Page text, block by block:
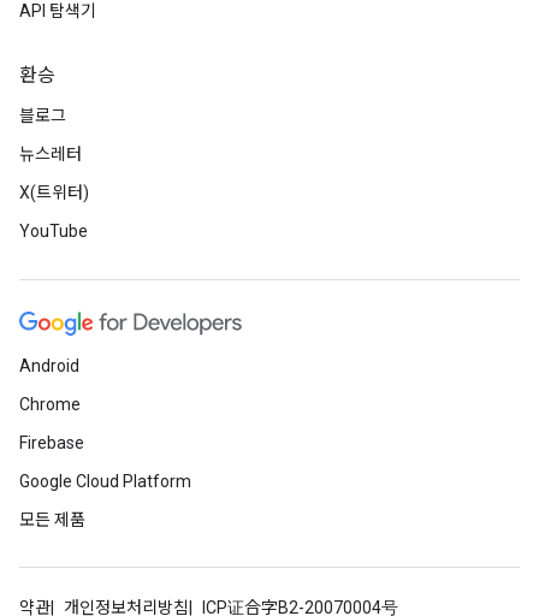
API 탐색기
환승
블로그
뉴스레터
X(트위터)
YouTube
Android
Chrome
Firebase
Google Cloud Platform
모든 제품
약관 개인정보처리방침 ICP证合字B2-20070004号